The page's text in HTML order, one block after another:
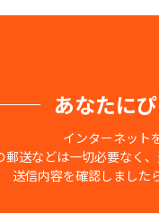
あなたに
インターネット
郵送などは一切必要なく
送信内容を確認しました